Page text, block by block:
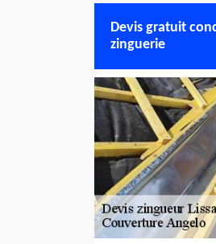
Devis gratuit
zinguerie